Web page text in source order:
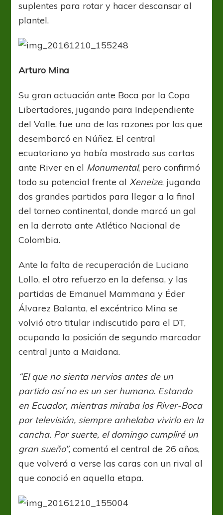
suplentes para rotar y hacer descansar al
plantel.
Arturo Mina
Su gran actuación ante Boca por la Copa
Libertadores, jugando para Independiente
del Valle, fue una de las razones por las que
desembarcó en Núñez. El central
ecuatoriano ya había mostrado sus cartas
ante River en el Monumental, pero confirmó
todo su potencial frente alXeneize, jugando
dos grandes partidos para llegar a la final
del torneo continental, donde marcó un gol
en la derrota ante Atlético Nacional de
Colombia.
Ante la falta de recuperación de Luciano
Lollo, el otro refuerzo en la defensa, y las
partidas de Emanuel Mammana y Éder
Álvarez Balanta, el excéntrico Mina se
volvió otro titular indiscutido para el DT,
ocupando la posición de segundo marcador
central junto a Maidana.
“El que no sienta nervios antes de un
partido así no es un ser humano. Estando
en Ecuador, mientras miraba los River-Boca
por televisión, siempre anhelaba vivirlo en la
cancha. Por suerte, el domingo cumpliré un
gran sueño”, comentó el central de 26 años,
que volverá a verse las caras con un rival al
que conoció en aquella etapa.